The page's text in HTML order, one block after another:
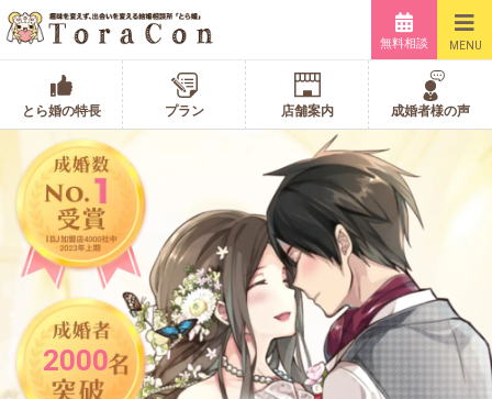
無料相談 MENU
とら婚の特長 プラン 店舗案内 成婚者様の声
2000